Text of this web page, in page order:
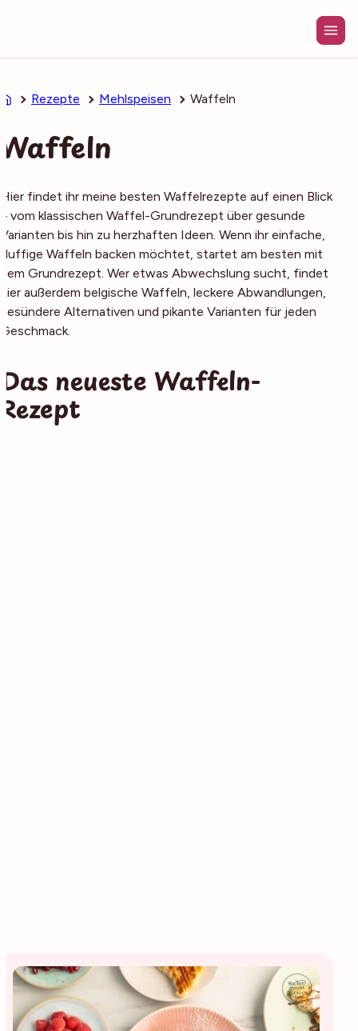
Rezepte Mehlspeisen Waffeln
Waffeln
Hier findet ihr meine besten Waffelrezepte auf einen Blick
– vom klassischen Waffel-Grundrezept über gesunde
Varianten bis hin zu herzhaften Ideen. Wenn ihr einfache,
fluffige Waffeln backen möchtet, startet am besten mit
dem Grundrezept. Wer etwas Abwechslung sucht, findet
hier außerdem belgische Waffeln, leckere Abwandlungen,
gesündere Alternativen und pikante Varianten für jeden
Geschmack.
Das neueste Waffeln-
Rezept